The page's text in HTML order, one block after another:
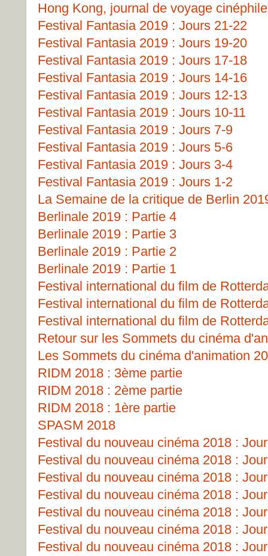
Hong Kong, journal de voyage cinéphile
Festival Fantasia 2019 : Jours 21-22
Festival Fantasia 2019 : Jours 19-20
Festival Fantasia 2019 : Jours 17-18
Festival Fantasia 2019 : Jours 14-16
Festival Fantasia 2019 : Jours 12-13
Festival Fantasia 2019 : Jours 10-11
Festival Fantasia 2019 : Jours 7-9
Festival Fantasia 2019 : Jours 5-6
Festival Fantasia 2019 : Jours 3-4
Festival Fantasia 2019 : Jours 1-2
La Semaine de la critique de Berlin
Berlinale 2019 : Partie 4
Berlinale 2019 : Partie 3
Berlinale 2019 : Partie 2
Berlinale 2019 : Partie 1
Festival international du film de
Festival international du film de
Festival international du film de
Retour sur les Sommets du cinéma
Les Sommets du cinéma d'animation
RIDM 2018 : 3ème partie
RIDM 2018 : 2ème partie
RIDM 2018 : 1ère partie
SPASM 2018
Festival du nouveau cinéma 2018 :
Festival du nouveau cinéma 2018 :
Festival du nouveau cinéma 2018 :
Festival du nouveau cinéma 2018 :
Festival du nouveau cinéma 2018 :
Festival du nouveau cinéma 2018 :
Festival du nouveau cinéma 2018 :